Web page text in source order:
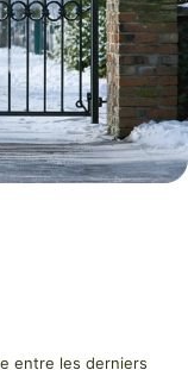
entre les derniers